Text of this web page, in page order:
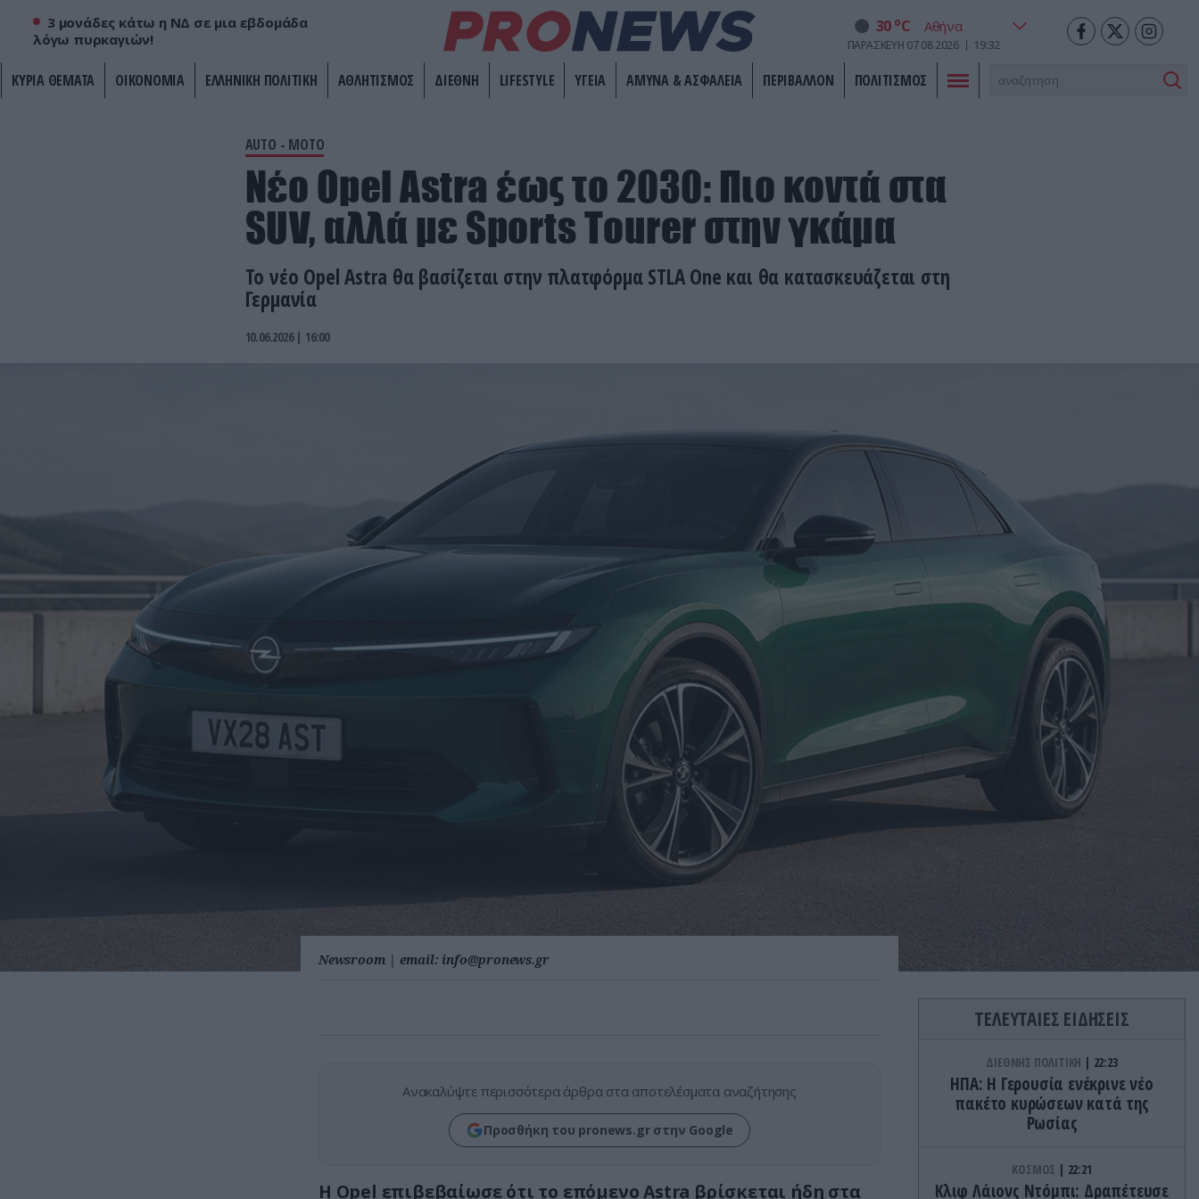
3 μονάδες κάτω η ΝΔ σε μια εβδομάδα
λόγω πυρκαγιών!
30 oC
ΠΑΡΑΣΚΕΥΗ 07 08 2026 19:33
ΚΥΡΙΑ ΘΕΜΑΤΑ ΟΙΚΟΝΟΜΙΑ ΕΛΛΗΝΙΚΗ ΠΟΛΙΤΙΚΗ ΑΘΛΗΤΙΣΜΟΣ ΔΙΕΘΝΗ LIFESTYLE ΥΓΕΙΑ ΑΜΥΝΑ & ΑΣΦΑΛΕΙΑ ΠΕΡΙΒΑΛΛΟΝ ΠΟΛΙΤΙΣΜΟΣ
AUTO - MOTO
Νέο Opel Astra έως το 2030: Πιο κοντά στα
SUV, αλλά με Sports Tourer στην γκάμα
Το νέο Opel Astra θα βασίζεται στην πλατφόρμα STLA One και θα κατασκευάζεται στη
Γερμανία
10.06.2026 | 16:00
Newsroom | email: info@pronews.gr
Ανακαλύψτε περισσότερα άρθρα στα αποτελέσματα αναζήτησης
Προσθήκη του pronews.gr στην Google
Η Opel επιβεβαίωσε ότι το επόμενο Astra βρίσκεται ήδη στα
ΤΕΛΕΥΤΑΙΕΣ ΕΙΔΗΣΕΙΣ
ΔΙΕΘΝΗΣ ΠΟΛΙΤΙΚΗ 22:23
ΗΠΑ: Η Γερουσία ενέκρινε νέο
πακέτο κυρώσεων κατά της
Ρωσίας
ΚΟΣΜΟΣ 22:21
Κλιφ Λάιονς Ντόμπι: Δραπέτευσε